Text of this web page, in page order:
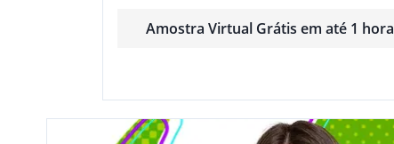
Amostra Virtual Grátis em até 1 hora